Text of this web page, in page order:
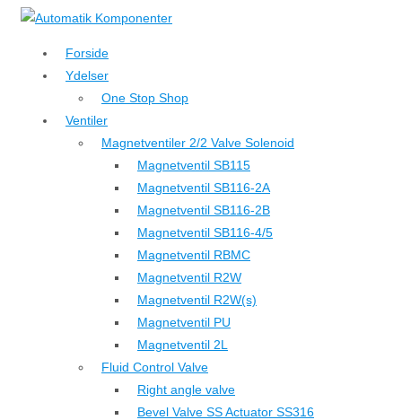
↓
hovedindhold
Forside
Ydelser
One Stop Shop
Ventiler
Magnetventiler 2/2 Valve Solenoid
Magnetventil SB115
Magnetventil SB116-2A
Magnetventil SB116-2B
Magnetventil SB116-4/5
Magnetventil RBMC
Magnetventil R2W
Magnetventil R2W(s)
Magnetventil PU
Magnetventil 2L
Fluid Control Valve
Right angle valve
Bevel Valve SS Actuator SS316